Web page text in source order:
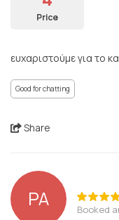
Price
ευχαριστούμε για το
Good for chatting
Share
PA Booked